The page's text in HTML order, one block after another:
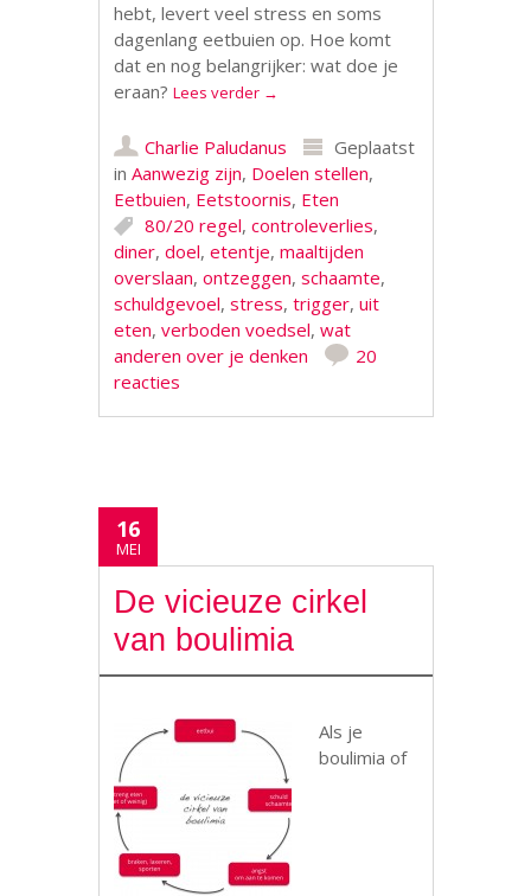
hebt, levert veel stress en soms
dagenlang eetbuien op. Hoe komt
dat en nog belangrijker: wat doe je
eraan?Lees verder →
Charlie Paludanus
Geplaatst
inAanwezig zijn, Doelen stellen,
Eetbuien, Eetstoornis, Eten
80/20 regel,controleverlies,
diner,doel,etentje,maaltijden
overslaan,ontzeggen,schaamte,
schuldgevoel,stress,trigger,uit
eten,verboden voedsel,wat
anderen over je denken
20
reacties
16
MEI
De vicieuze cirkel
van boulimia
Als je
boulimia of